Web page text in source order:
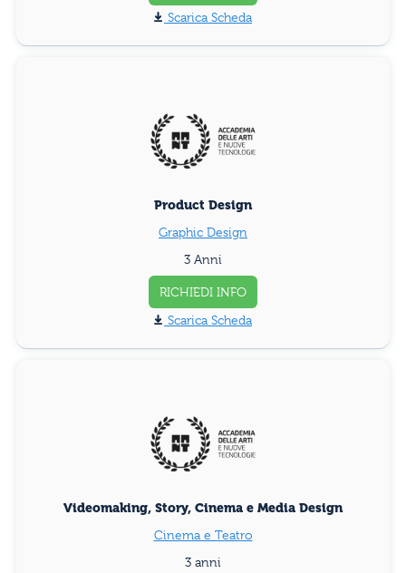
Scarica Scheda
Product Design
Graphic Design
3 Anni
RICHIEDI INFO
Scarica Scheda
Videomaking, Story, Cinema e Media Design
Cinema e Teatro
3 anni